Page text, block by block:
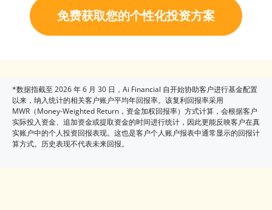
免费获取您的个性化投资方案
*数据指截至 2026 年 6 月 30 日，Ai Financial 自开始协助客户进行基金配置
以来，纳入统计的相关客户账户平均年回报率。该复利回报率采用
MWR（Money-Weighted Return，资金加权回报率）方式计算，会根据客户
实际投入资金、追加资金或提取资金的时间进行统计，因此更能反映客户在真
实账户中的个人投资回报表现。这也是客户个人账户报表中通常显示的回报计
算方式。历史表现不代表未来回报。